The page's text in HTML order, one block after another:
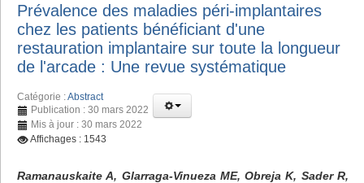
Prévalence des maladies péri-implantaires
chez les patients bénéficiant d'une
restauration implantaire sur toute la longueur
de l'arcade : Une revue systématique
Catégorie :Abstract
Publication : 30 mars 2022
Mis à jour : 30 mars 2022
Affichages : 1543
Ramanauskaite A, Glarraga-Vinueza ME, Obreja K, Sader R,